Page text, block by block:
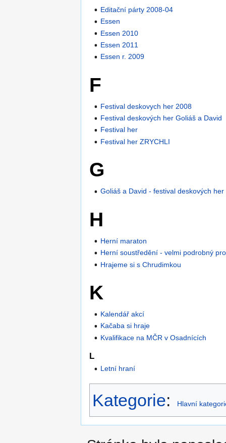
Editační párty 2008-04
Essen
Essen 2010
Essen 2011
Essen r. 2009
F
Festival deskovych her 2008
Festival deskových her Goliáš a David
Festival her
Festival her ZRYCHLI
G
Goliáš a David - festival deskových her
H
Herní maraton
Herní soustředění - velmi podrobný
Hrajeme si s Chrudimkou
K
Kalendář akcí
Kačaba si hraje
Kvalifikace na MČR v Osadnících
L
Letní hraní
Kategorie: Hlavní